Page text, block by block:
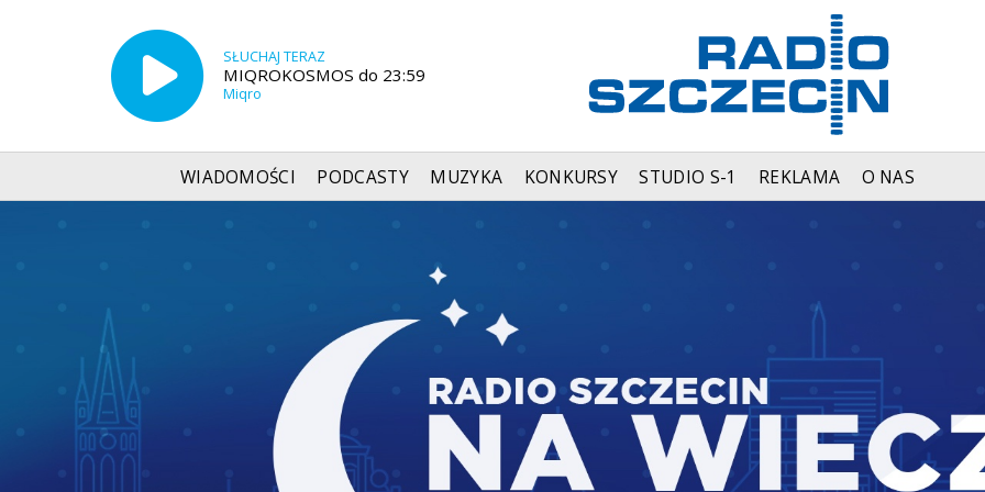
SŁUCHAJ TERAZ
MIQROKOSMOS do 23:59
Miqro
WIADOMOŚCI PODCASTY MUZYKA KONKURSY STUDIO S-1 REKLAMA O NAS